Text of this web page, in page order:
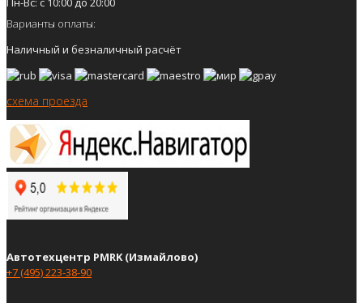
Варианты оплаты:
Наличный и безналичный расчёт
схема проезда
Автотехцентр PMRK (Измайлово)
+7 (495) 223-38-90